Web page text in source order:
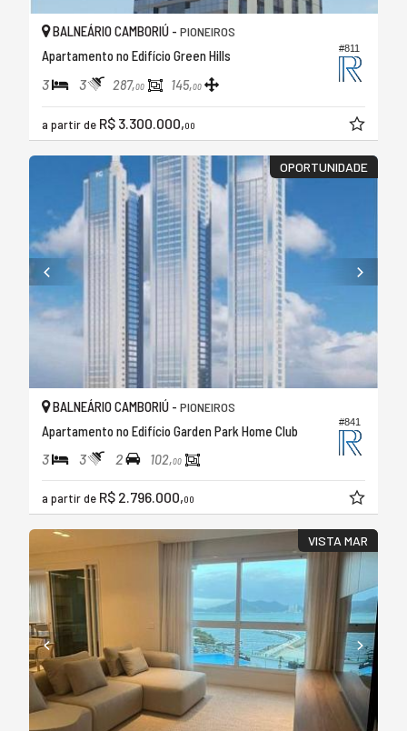
#811
BALNEÁRIO CAMBORIÚ - PIONEIROS
Apartamento no Edifício Green Hills
3 3 287,00 145,00
a partir de R$ 3.300.000,00
OPORTUNIDADE
#841
BALNEÁRIO CAMBORIÚ - PIONEIROS
Apartamento no Edifício Garden Park Home Club
3 3 2 102,00
a partir de R$ 2.796.000,00
VISTA MAR